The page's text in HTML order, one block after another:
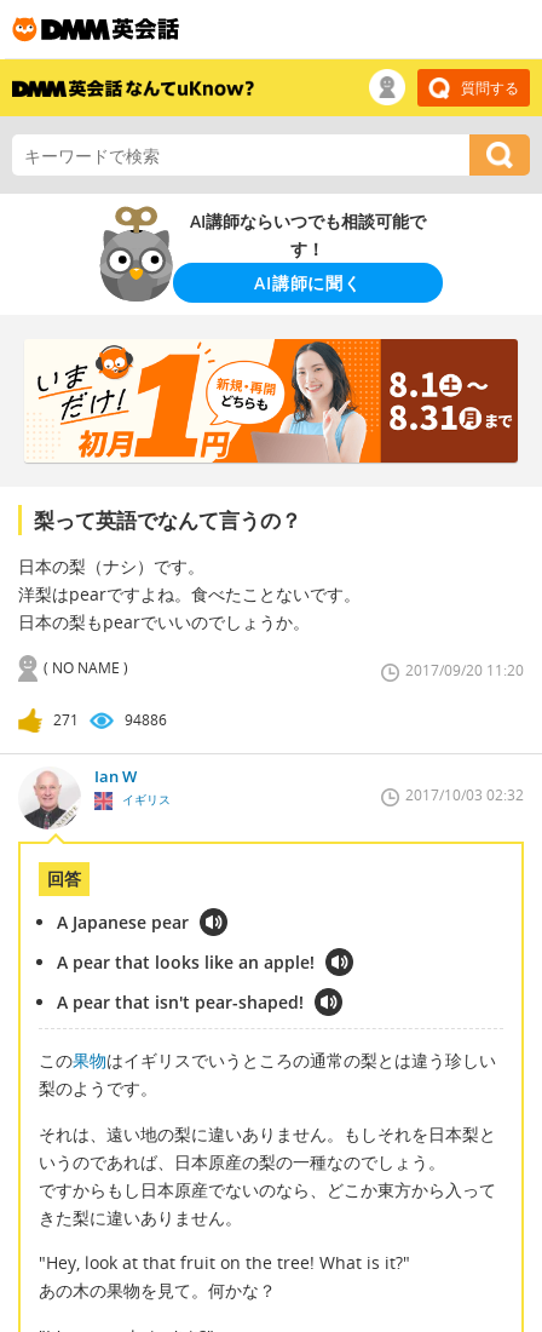
質問する
AI講師ならいつでも相談可能で
す！
AI講師に聞く
梨って英語でなんて言うの？
日本の梨（ナシ）です。
洋梨はpearですよね。食べたことないです。
日本の梨もpearでいいのでしょうか。
( NO NAME ) 2017/09/20 11:20
271 94886
Ian W
イギリス 2017/10/03 02:32
回答
A Japanese pear
A pear that looks like an apple!
A pear that isn't pear-shaped!
この果物はイギリスでいうところの通常の梨とは違う珍しい
梨のようです。
それは、遠い地の梨に違いありません。もしそれを日本梨と
いうのであれば、日本原産の梨の一種なのでしょう。
ですからもし日本原産でないのなら、どこか東方から入って
きた梨に違いありません。
"Hey, look at that fruit on the tree! What is it?"
あの木の果物を見て。何かな？